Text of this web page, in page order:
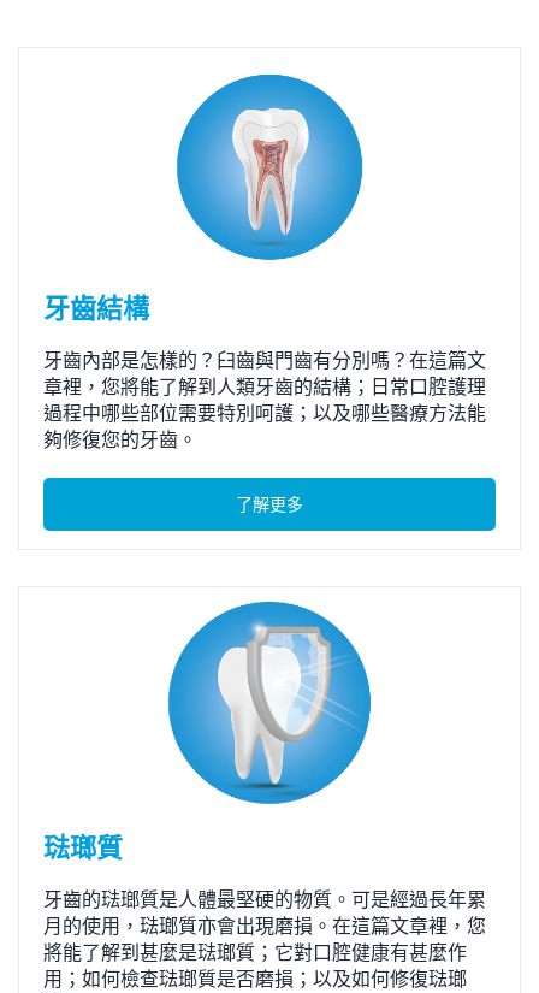
牙齒結構
牙齒內部是怎樣的？臼齒與門齒有分別嗎？在這篇文
章裡，您將能了解到人類牙齒的結構；日常口腔護理
過程中哪些部位需要特別呵護；以及哪些醫療方法能
夠修復您的牙齒。
了解更多
琺瑯質
牙齒的琺瑯質是人體最堅硬的物質。可是經過長年累
月的使用，琺瑯質亦會出現磨損。在這篇文章裡，您
將能了解到甚麼是琺瑯質；它對口腔健康有甚麼作
用；如何檢查琺瑯質是否磨損；以及如何修復琺瑯